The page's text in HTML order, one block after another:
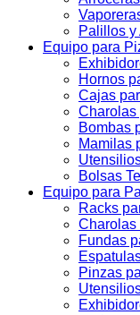
Palillos y
Equipo para
Hornos
Cajas
Charolas
Bombas
Mamilas
Bolsas
Equipo para
Racks
Charolas
Fundas
Pinzas